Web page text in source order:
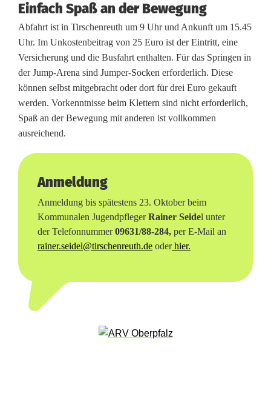
C
l
i
p
&
C
i
F
Einfach Spaß an der Bewegung
Abfahrt ist in Tirschenreuth um 9 Uhr und Ankunft um 15.45
Uhr. Im Unkostenbeitrag von 25 Euro ist der Eintritt, eine
Versicherung und die Busfahrt enthalten. Für das Springen in
der Jump-Arena sind Jumper-Socken erforderlich. Diese
können selbst mitgebracht oder dort für drei Euro gekauft
werden. Vorkenntnisse beim Klettern sind nicht erforderlich,
Spaß an der Bewegung mit anderen ist vollkommen
ausreichend.
Anmeldung
Anmeldung bis spätestens 23. Oktober beim
Kommunalen JugendpflegerRainer Seidel unter
der Telefonnummer09631/88-284, per E-Mail an
rainer.seidel@tirschenreuth.de oderhier.